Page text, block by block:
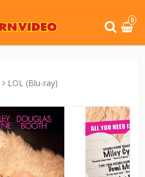
0
LOL (Blu-ray)